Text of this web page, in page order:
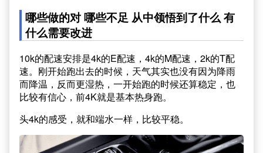
哪些做的对 哪些不足 从中领悟到了什么 有
什么需要改进
10k的配速安排是4k的E配速，4k的M配速，2k的T配
速。刚开始跑出去的时候，天气其实也没有因为降雨
而降温，反而更湿热，一开始跑的时候还算稳定，也
比较有信心，前4K就是基本热身跑。
头4k的感受，就和端水一样，比较平稳。